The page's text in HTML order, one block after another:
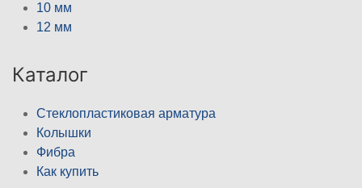
10 мм
12 мм
Каталог
Стеклопластиковая арматура
Колышки
Фибра
Как купить